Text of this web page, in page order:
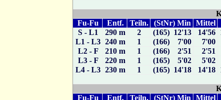
Fu-Fu
Entf. Teiln. (StNr) Min
Mittel
S - L1
290 m 2 (165) 12'13 14'56
L1 - L3 240 m 1 (166) 7'00
7'00
L2 - F
210 m 1 (166) 2'51
2'51
L3 - F
220 m 1 (165) 5'02
5'02
L4 - L3 230 m 1 (165) 14'18 14'18
Fu-Fu
Entf. Teiln. (StNr) Min
Mittel